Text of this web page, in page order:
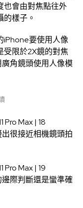
也會由對焦點往外
的樣子。
iPhone要使用人像
受限於2X鏡的對焦
廣角鏡頭使用人像模
很接近相機鏡頭拍
際判斷還是蠻準確